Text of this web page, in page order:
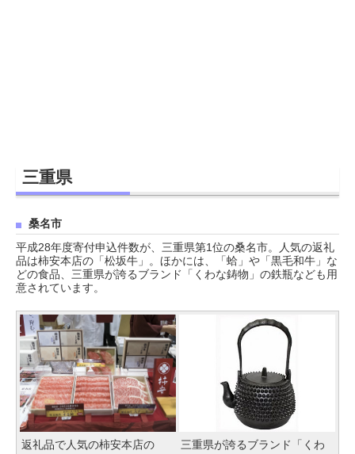
三重県
桑名市
平成28年度寄付申込件数が、三重県第1位の桑名市。人気の返礼
品は柿安本店の「松坂牛」。ほかには、「蛤」や「黒毛和牛」な
どの食品、三重県が誇るブランド「くわな鋳物」の鉄瓶なども用
意されています。
返礼品で人気の柿安本店の
三重県が誇るブランド「くわ